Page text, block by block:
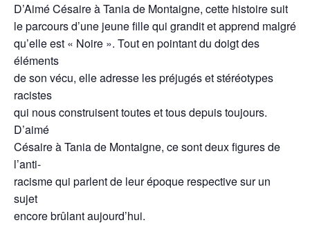
D’Aimé Césaire à Tania de Montaigne, cette histoire suit
le parcours d’une jeune fille qui grandit et apprend malgré
qu’elle est « Noire ». Tout en pointant du doigt des
éléments
de son vécu, elle adresse les préjugés et stéréotypes
racistes
qui nous construisent toutes et tous depuis toujours.
D’aimé
Césaire à Tania de Montaigne, ce sont deux figures de
l’anti-
racisme qui parlent de leur époque respective sur un
sujet
encore brûlant aujourd’hui.